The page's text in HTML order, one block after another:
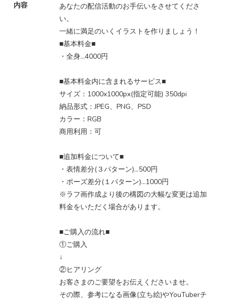
内容
あなたの配信活動のお手伝いをさせてくださ
い。
一緒に満足のいくイラストを作りましょう！
■基本料金■
・全身…4000円
■基本料金内に含まれるサービス■
サイズ：1000x1000px(指定可能) 350dpi
納品形式：JPEG、PNG、PSD
カラー：RGB
商用利用：可
■追加料金について■
・表情差分(３パターン)…500円
・ポーズ差分(１パターン)…1000円
※ラフ画作成より後の構図の大幅な変更は追加
料金をいただく場合があります。
■ご購入の流れ■
①ご購入
↓
②ヒアリング
お客さまのご要望をお伝えくださいませ。
その際、参考になる画像(立ち絵)やYouTuberチ